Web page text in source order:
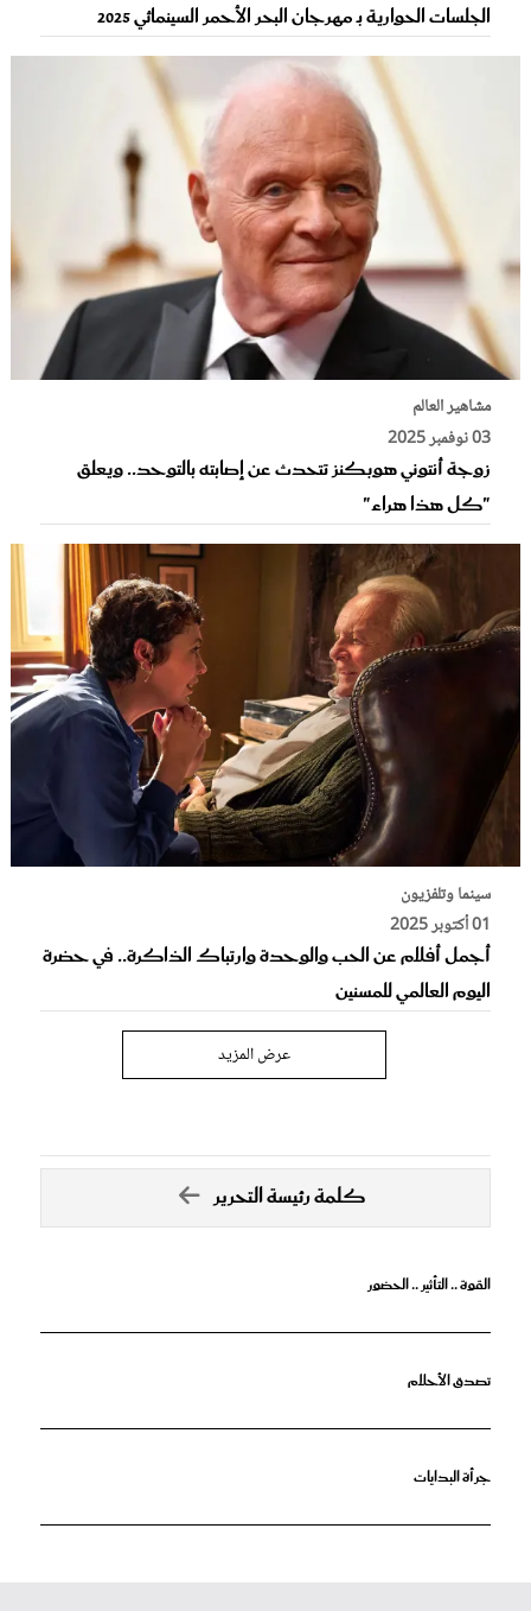
الجلسات الحوارية بـ مهرجان البحر الأحمر السينمائي 2025
مشاهير العالم
03 نوفمبر 2025
زوجة أنتوني هوبكنز تتحدث عن إصابته بالتوحد.. ويعلق
"كل هذا هراء"
سينما وتلفزيون
01 أكتوبر 2025
أجمل أفلام عن الحب والوحدة وارتباك الذاكرة.. في حضرة
اليوم العالمي للمسنين
عرض المزيد
كلمة رئيسة التحرير
القوة .. التأثير .. الحضور
تصدق الأحلام
جرأة البدايات